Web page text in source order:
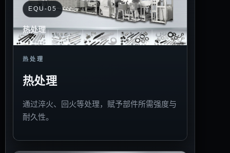
EQU-05
热处理
热处理
热处理
通过淬火、回火等处理，赋予部件所需强度与
耐久性。